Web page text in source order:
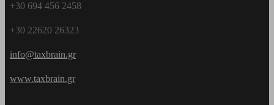
+30 694 456 2458
+30 22620 26323
info@taxbrain.gr
www.taxbrain.gr